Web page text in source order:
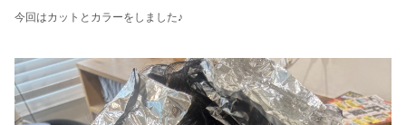
今回はカットとカラーをしました♪